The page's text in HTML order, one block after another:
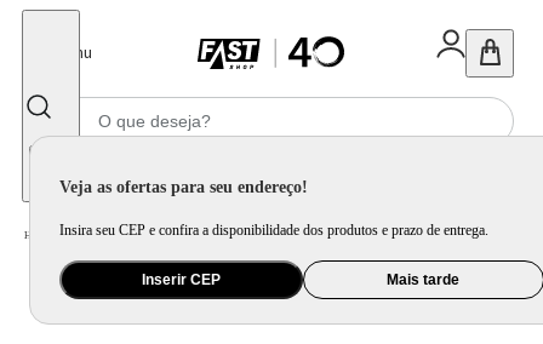
Menu
Veja as ofertas para seu endereço!
Insira seu CEP e confira a disponibilidade dos produtos e prazo de entrega.
Inserir CEP Mais tarde
Home Eletrodomésticos / Geladeira e Freezer / Geladeira Frost Free Multidoor 672L Inverter cor Inox Midea